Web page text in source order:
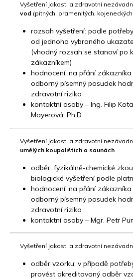
Vyšetření jakosti a zdravotní
vod (pitných, pramenitých,
rozsah vyšetření: podle
od jednoho vybraného
(vhodný rozsah se stanoví po
zákazníkem)
hodnocení: na přání
odborný písemný posudek
zdravotní riziko
kontaktní osoby – Ing. Filip
Mayerová, Ph.D.
Vyšetření jakosti a zdravotní
umělých koupalištích a saunách
odběr, fyzikálně-chemické
biologické vyšetření podle
hodnocení: na přání
odborný písemný posudek
zdravotní riziko
kontaktní osoby – Mgr. Petr
Vyšetření jakosti a zdravotní
odběr vzorku: v případě
provést akreditovaný odběr